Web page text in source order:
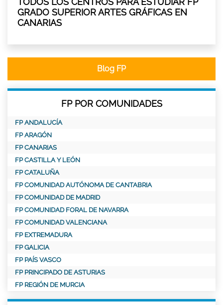
GRADO SUPERIOR ARTES GRÁFICAS EN
CANARIAS
Blog FP
FP POR COMUNIDADES
FP ANDALUCÍA
FP ARAGÓN
FP CANARIAS
FP CASTILLA Y LEÓN
FP CATALUÑA
FP COMUNIDAD AUTÓNOMA DE CANTABRIA
FP COMUNIDAD DE MADRID
FP COMUNIDAD FORAL DE NAVARRA
FP COMUNIDAD VALENCIANA
FP EXTREMADURA
FP GALICIA
FP PAÍS VASCO
FP PRINCIPADO DE ASTURIAS
FP REGIÓN DE MURCIA